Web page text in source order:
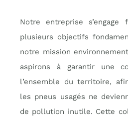
Notre entreprise s’engage
plusieurs objectifs
notre mission
aspirons à garantir une
l’ensemble du territoire,
les pneus usagés ne
de pollution inutile. Cette